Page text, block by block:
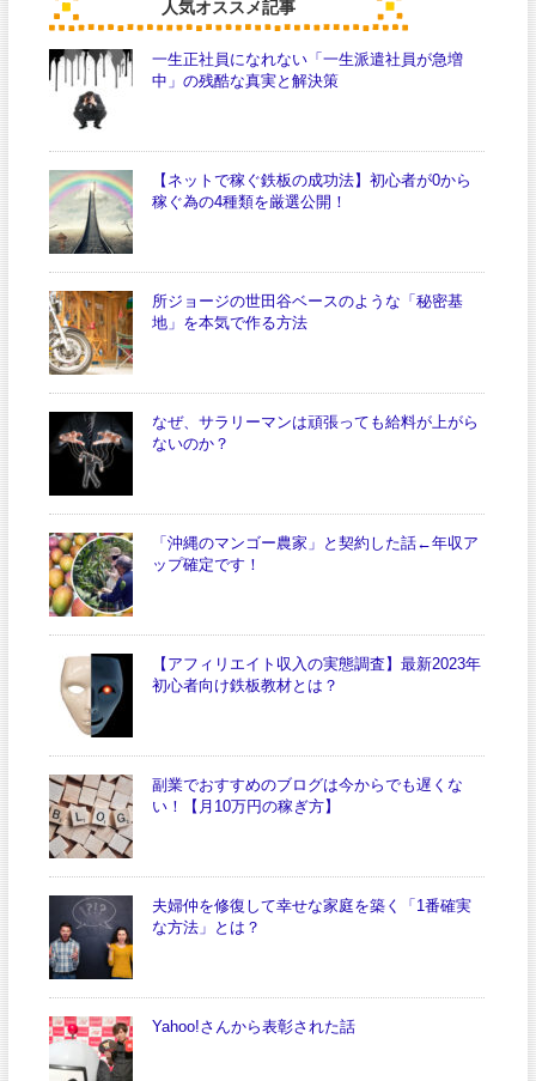
人気オススメ記事
一生正社員になれない「一生派遣社員が急増
中」の残酷な真実と解決策
【ネットで稼ぐ鉄板の成功法】初心者が0から
稼ぐ為の4種類を厳選公開！
所ジョージの世田谷ベースのような「秘密基
地」を本気で作る方法
なぜ、サラリーマンは頑張っても給料が上がら
ないのか？
「沖縄のマンゴー農家」と契約した話←年収ア
ップ確定です！
【アフィリエイト収入の実態調査】最新2023年
初心者向け鉄板教材とは？
副業でおすすめのブログは今からでも遅くな
い！【月10万円の稼ぎ方】
夫婦仲を修復して幸せな家庭を築く「1番確実
な方法」とは？
Yahoo!さんから表彰された話